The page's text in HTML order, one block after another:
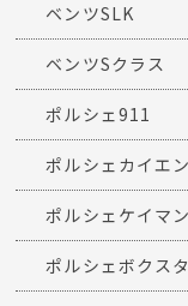
ベンツSLK
ベンツSクラス
ポルシェ911
ポルシェカイエン
ポルシェケイマン
ポルシェボクス